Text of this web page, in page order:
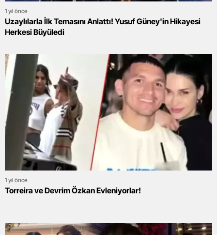
1 yıl önce
Uzaylılarla İlk Temasını Anlattı! Yusuf Güney'in Hikayesi
Herkesi Büyüledi
1 yıl önce
Torreira ve Devrim Özkan Evleniyorlar!